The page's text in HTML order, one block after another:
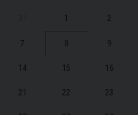
1 2
7 8 9
14 15 16
21 22 23